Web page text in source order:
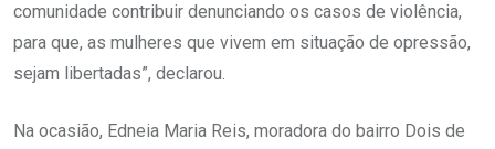
comunidade contribuir denunciando os casos de violência,
para que, as mulheres que vivem em situação de opressão,
sejam libertadas”, declarou.
Na ocasião, Edneia Maria Reis, moradora do bairro Dois de